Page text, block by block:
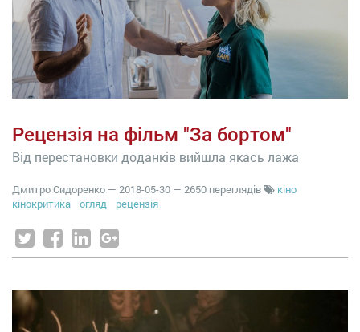
Рецензія на фільм "За бортом"
Від перестановки доданків вийшла якась лажа
Дмитро Сидоренко — 2018-05-30 — 2650 переглядів
кіно
кінокритика
огляд рецензія